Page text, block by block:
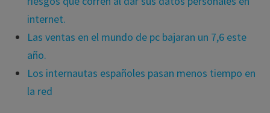
internet.
Las ventas en el mundo de pc bajaran un 7,6 este
año.
Los internautas españoles pasan menos tiempo en
la red